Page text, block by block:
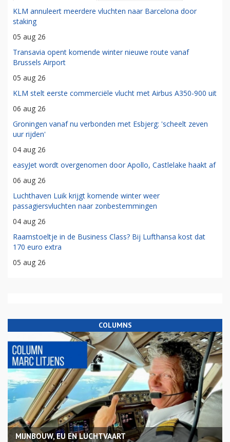
KLM annuleert meerdere vluchten naar Barcelona door
staking
05 aug 26
Transavia opent komende winter nieuwe route vanaf
Brussels Airport
05 aug 26
KLM stelt eerste commerciële vlucht met Airbus A350-900 uit
06 aug 26
Groningen vanaf nu verbonden met Esbjerg: 'scheelt zeven
uur rijden'
04 aug 26
easyJet wordt overgenomen door Apollo, Castlelake haakt af
06 aug 26
Luchthaven Luik krijgt komende winter weer
passagiersvluchten naar zonbestemmingen
04 aug 26
Raamstoeltje in de Business Class? Bij Lufthansa kost dat
170 euro extra
05 aug 26
COLUMNS
MIJNBOUW, EU EN LUCHTVAART